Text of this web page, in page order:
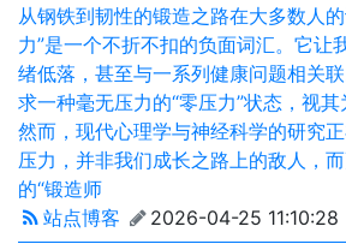
从钢铁到韧性的锻造之路在大多数人
力”是一个不折不扣的负面词汇。它让
绪低落，甚至与一系列健康问题相关
求一种毫无压力的“零压力”状态，视其
然而，现代心理学与神经科学的研究
压力，并非我们成长之路上的敌人，
的“锻造师
站点博客
2026-04-25 11:10:28